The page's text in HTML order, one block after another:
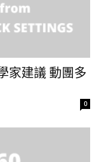
家建議 動團多
0